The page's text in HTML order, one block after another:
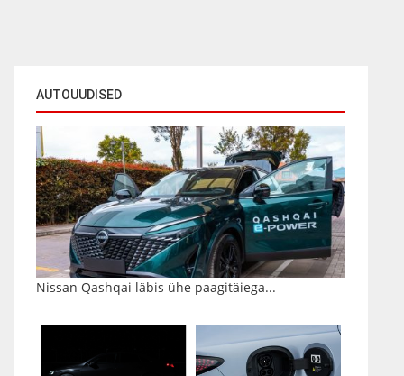
AUTOUUDISED
Nissan Qashqai läbis ühe paagitäiega...